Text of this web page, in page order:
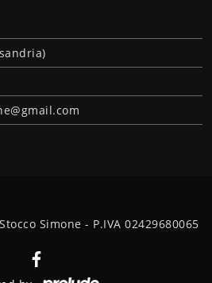
Simone - P.IVA 02429680065